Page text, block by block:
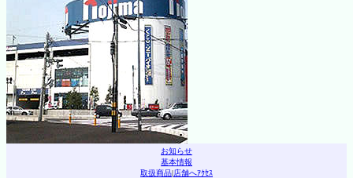
お知らせ
基本情報
取扱商品|店舗へｱｸｾｽ